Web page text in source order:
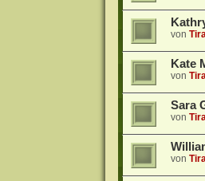
von
Kate
von
Sara
von
von